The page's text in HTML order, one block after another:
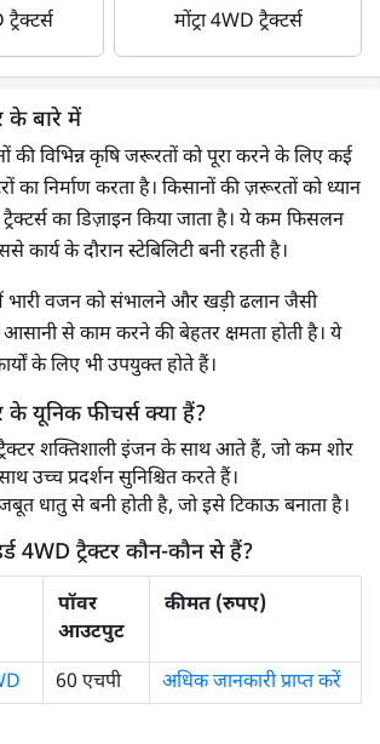
मोंट्रा 4WD ट्रैक्टर्स
के बारे में
की विभिन्न कृषि जरूरतों को पूरा करने के लिए कई
का निर्माण करता है। किसानों की ज़रूरतों को ध्यान
ट्रैक्टर्स का डिज़ाइन किया जाता है। ये कम फिसलन
कार्य के दौरान स्टेबिलिटी बनी रहती है।
में भारी वजन को संभालने और खड़ी ढलान जैसी
आसानी से काम करने की बेहतर क्षमता होती है। ये
के लिए भी उपयुक्त होते हैं।
के यूनिक फीचर्स क्या हैं?
शक्तिशाली इंजन के साथ आते हैं, जो कम शोर
उच्च प्रदर्शन सुनिश्चित करते हैं।
धातु से बनी होती है, जो इसे टिकाऊ बनाता है।
4WD ट्रैक्टर कौन-कौन से हैं?
पॉवर
आउटपुट
कीमत (रुपए)
60 एचपी अधिक जानकारी प्राप्त करें